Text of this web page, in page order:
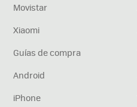
Movistar
Xiaomi
Guías de compra
Android
iPhone